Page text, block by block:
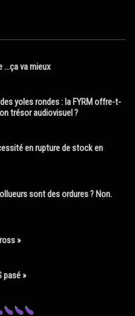
…ça va mieux
yoles rondes : la FYRM offre-t-
trésor audiovisuel ?
en rupture de stock en
sont des ordures ? Non.
»
pasé »